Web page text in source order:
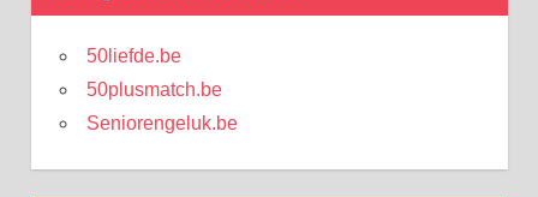
50liefde.be
50plusmatch.be
Seniorengeluk.be